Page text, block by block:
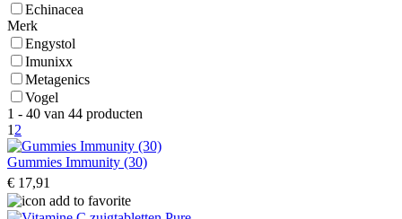
Echinacea
Merk
Engystol
Imunixx
Metagenics
Vogel
1 - 40 van 44 producten
1 2
Gummies Immunity (30)
€ 17,91